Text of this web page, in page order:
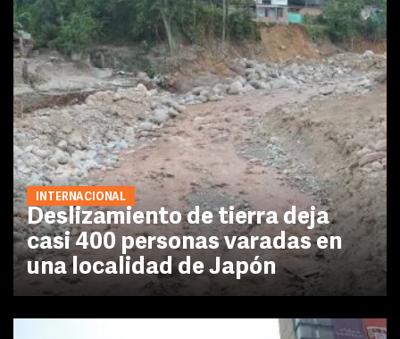
INTERNACIONAL
Deslizamiento de tierra deja
casi 400 personas varadas en
una localidad de Japón